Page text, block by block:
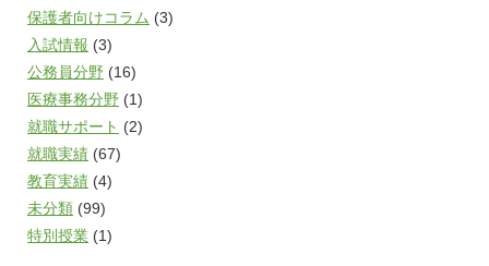
保護者向けコラム (3)
入試情報 (3)
公務員分野 (16)
医療事務分野 (1)
就職サポート (2)
就職実績 (67)
教育実績 (4)
未分類 (99)
特別授業 (1)